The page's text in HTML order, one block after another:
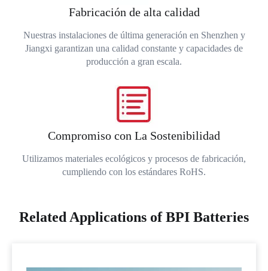
Fabricación de alta calidad
Nuestras instalaciones de última generación en Shenzhen y
Jiangxi garantizan una calidad constante y capacidades de
producción a gran escala.
Compromiso con La Sostenibilidad
Utilizamos materiales ecológicos y procesos de fabricación,
cumpliendo con los estándares RoHS.
Related Applications of BPI Batteries